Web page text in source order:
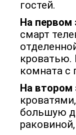
гостей.
На первом
смарт
кроватью.
комната
На втором
большую